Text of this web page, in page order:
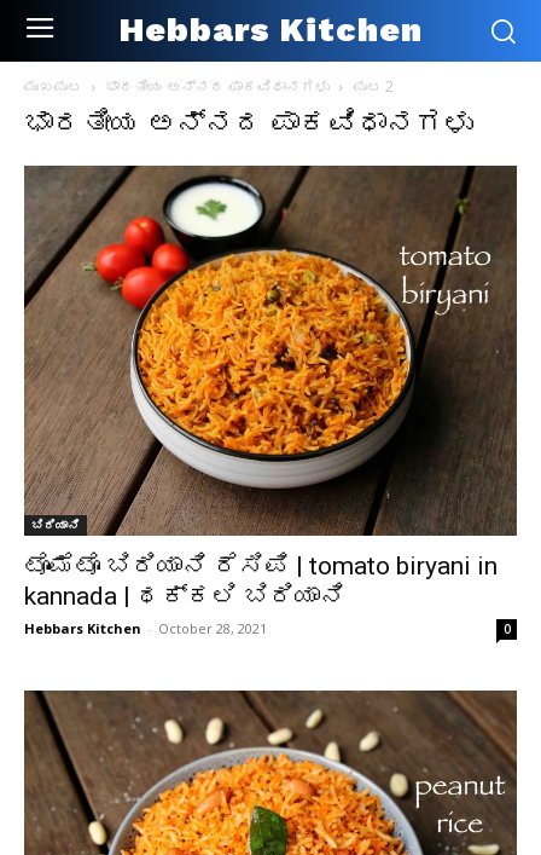
Hebbars Kitchen
ಮುಖಪುಟ ಭಾರತೀಯ ಅನ್ನದ ಪಾಕವಿಧಾನಗಳು ಪುಟ 2
ಭಾರತೀಯ ಅನ್ನದ ಪಾಕವಿಧಾನಗಳು
ಬಿರಿಯಾನಿ
ಟೊಮೆಟೊ ಬಿರಿಯಾನಿ ರೆಸಿಪಿ | tomato biryani in
kannada | ಥಕ್ಕಲಿ ಬಿರಿಯಾನಿ
Hebbars Kitchen - October 28, 2021 0